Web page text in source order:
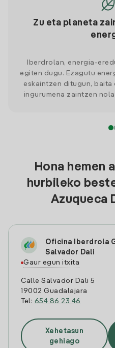
Zu eta planeta
Iberdrolan, energia-
egiten dugu. Ezagutu
eskaintzen ditugun,
ingurumena zaintzen
Hona hemen
hurbileko
Azuqueca
Oficina Iberdrola
Salvador Dali
Gaur egun itxita
Calle Salvador Dali 5
19002 Guadalajara
Tel: 654 86 23 46
Xehetasun
gehiago